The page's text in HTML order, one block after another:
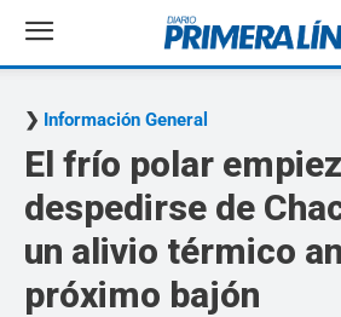
Información General
El frío polar
despedirse de
un alivio térmico
próximo bajón